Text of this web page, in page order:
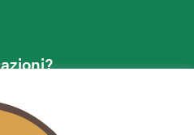
lasciare un